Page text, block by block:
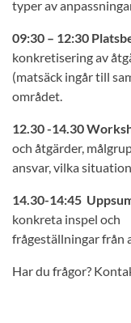
typer av
09:30 – 12:30
konkretisering av
(matsäck ingår till
området.
12.30 -14.30
och åtgärder,
ansvar, vilka
14.30-14:45
konkreta inspel och
frågeställningar från
Har du frågor?